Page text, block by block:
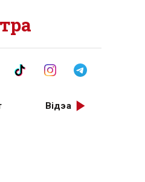
Відэа